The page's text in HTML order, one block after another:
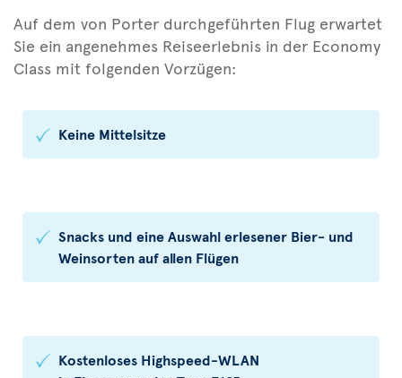
Auf dem von Porter durchgeführten Flug erwartet
Sie ein angenehmes Reiseerlebnis in der Economy
Class mit folgenden Vorzügen:
Keine Mittelsitze
Snacks und eine Auswahl erlesener Bier- und
Weinsorten auf allen Flügen
Kostenloses Highspeed-WLAN